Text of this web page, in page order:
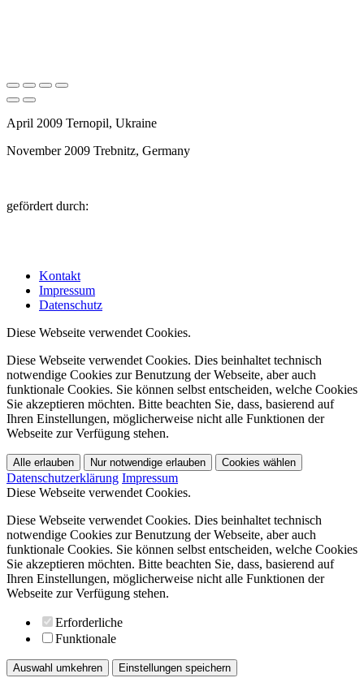
April 2009 Ternopil, Ukraine
November 2009 Trebnitz, Germany
gefördert durch:
Kontakt
Impressum
Datenschutz
Diese Webseite verwendet Cookies.
Diese Webseite verwendet Cookies. Dies beinhaltet technisch
notwendige Cookies zur Benutzung der Webseite, aber auch
funktionale Cookies. Sie können selbst entscheiden, welche Cookies
Sie akzeptieren möchten. Bitte beachten Sie, dass, basierend auf
Ihren Einstellungen, möglicherweise nicht alle Funktionen der
Webseite zur Verfügung stehen.
Alle erlauben Nur notwendige erlauben Cookies wählen
Datenschutzerklärung Impressum
Diese Webseite verwendet Cookies.
Diese Webseite verwendet Cookies. Dies beinhaltet technisch
notwendige Cookies zur Benutzung der Webseite, aber auch
funktionale Cookies. Sie können selbst entscheiden, welche Cookies
Sie akzeptieren möchten. Bitte beachten Sie, dass, basierend auf
Ihren Einstellungen, möglicherweise nicht alle Funktionen der
Webseite zur Verfügung stehen.
Erforderliche
Funktionale
Auswahl umkehren Einstellungen speichern